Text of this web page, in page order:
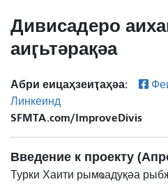
Дивисадеро
аиӷьтәрақәа
Абри еицаҳзеиҭаҳәа:
Линкеинд
SFMTA.com/ImproveDivis
Введение к проекту
Турки Хаити рымҩадуқәа